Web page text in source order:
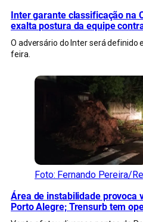
Inter garante classificação na
exalta postura da equipe
O adversário do Inter será definido
feira.
Foto: Fernando Pereira/
Área de instabilidade provoca
Porto Alegre; Trensurb tem